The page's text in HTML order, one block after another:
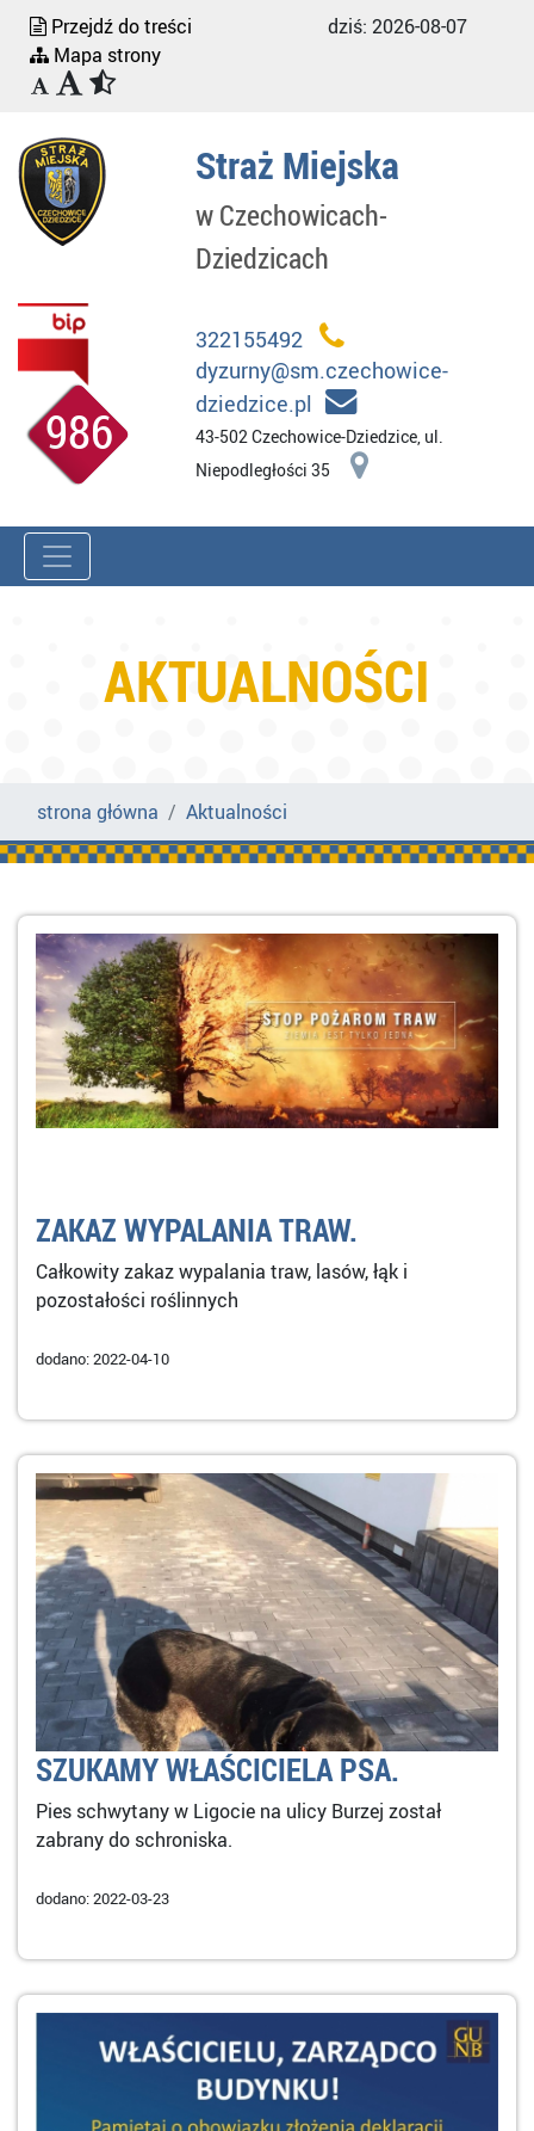
Przejdź do treści
Mapa strony
dziś: 2026-08-07
Straż Miejska
w Czechowicach-
Dziedzicach
986
322155492
dyzurny@sm.czechowice-
dziedzice.pl
43-502 Czechowice-Dziedzice, ul.
Niepodległości 35
AKTUALNOŚCI
strona główna Aktualności
ZAKAZ WYPALANIA TRAW.
Całkowity zakaz wypalania traw, lasów, łąk i
pozostałości roślinnych
dodano: 2022-04-10
SZUKAMY WŁAŚCICIELA PSA.
Pies schwytany w Ligocie na ulicy Burzej został
zabrany do schroniska.
dodano: 2022-03-23